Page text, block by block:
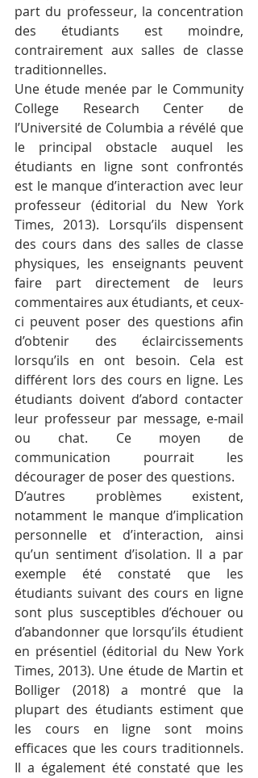
part du professeur, la concentration
des étudiants est moindre,
contrairement aux salles de classe
traditionnelles.
Une étude menée par le Community
College Research Center de
l’Université de Columbia a révélé que
le principal obstacle auquel les
étudiants en ligne sont confrontés
est le manque d’interaction avec leur
professeur (éditorial du New York
Times, 2013). Lorsqu’ils dispensent
des cours dans des salles de classe
physiques, les enseignants peuvent
faire part directement de leurs
commentaires aux étudiants, et ceux-
ci peuvent poser des questions afin
d’obtenir des éclaircissements
lorsqu’ils en ont besoin. Cela est
différent lors des cours en ligne. Les
étudiants doivent d’abord contacter
leur professeur par message, e-mail
ou chat. Ce moyen de
communication pourrait les
décourager de poser des questions.
D’autres problèmes existent,
notamment le manque d’implication
personnelle et d’interaction, ainsi
qu’un sentiment d’isolation. Il a par
exemple été constaté que les
étudiants suivant des cours en ligne
sont plus susceptibles d’échouer ou
d’abandonner que lorsqu’ils étudient
en présentiel (éditorial du New York
Times, 2013). Une étude de Martin et
Bolliger (2018) a montré que la
plupart des étudiants estiment que
les cours en ligne sont moins
efficaces que les cours traditionnels.
Il a également été constaté que les